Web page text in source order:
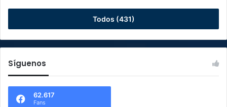
Todos (431)
Síguenos
62.617
Fans